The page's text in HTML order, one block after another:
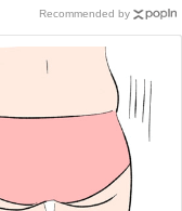
Recommended by